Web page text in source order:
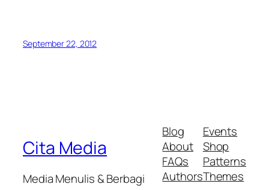
September 22, 2012
Cita Media
Media Menulis & Berbagi
Blog
About
FAQs
Authors
Events
Shop
Patterns
Themes